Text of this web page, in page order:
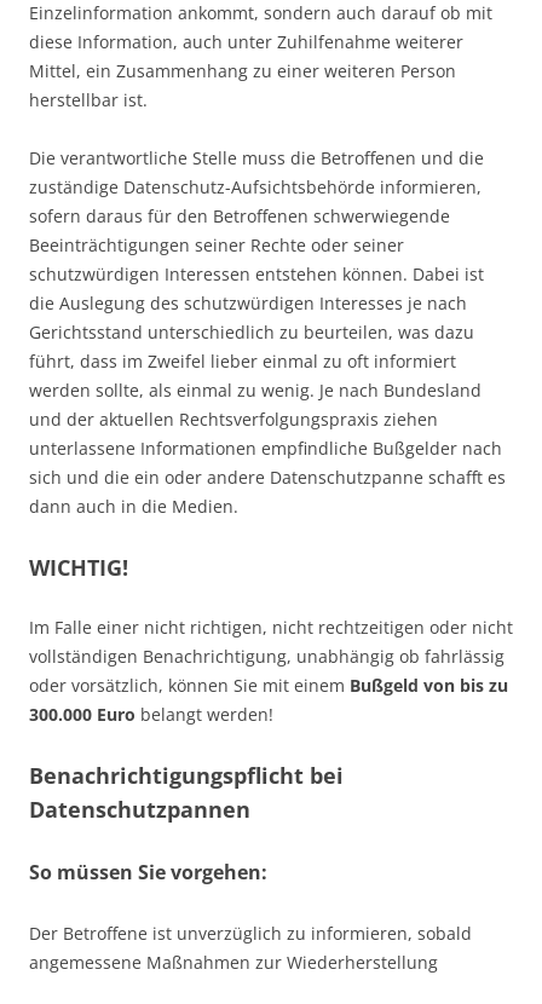
Einzelinformation ankommt, sondern auch darauf ob mit
diese Information, auch unter Zuhilfenahme weiterer
Mittel, ein Zusammenhang zu einer weiteren Person
herstellbar ist.
Die verantwortliche Stelle muss die Betroffenen und die
zuständige Datenschutz-Aufsichtsbehörde informieren,
sofern daraus für den Betroffenen schwerwiegende
Beeinträchtigungen seiner Rechte oder seiner
schutzwürdigen Interessen entstehen können. Dabei ist
die Auslegung des schutzwürdigen Interesses je nach
Gerichtsstand unterschiedlich zu beurteilen, was dazu
führt, dass im Zweifel lieber einmal zu oft informiert
werden sollte, als einmal zu wenig. Je nach Bundesland
und der aktuellen Rechtsverfolgungspraxis ziehen
unterlassene Informationen empfindliche Bußgelder nach
sich und die ein oder andere Datenschutzpanne schafft es
dann auch in die Medien.
WICHTIG!
Im Falle einer nicht richtigen, nicht rechtzeitigen oder nicht
vollständigen Benachrichtigung, unabhängig ob fahrlässig
oder vorsätzlich, können Sie mit einem Bußgeld von bis zu
300.000 Euro belangt werden!
Benachrichtigungspflicht bei
Datenschutzpannen
So müssen Sie vorgehen:
Der Betroffene ist unverzüglich zu informieren, sobald
angemessene Maßnahmen zur Wiederherstellung